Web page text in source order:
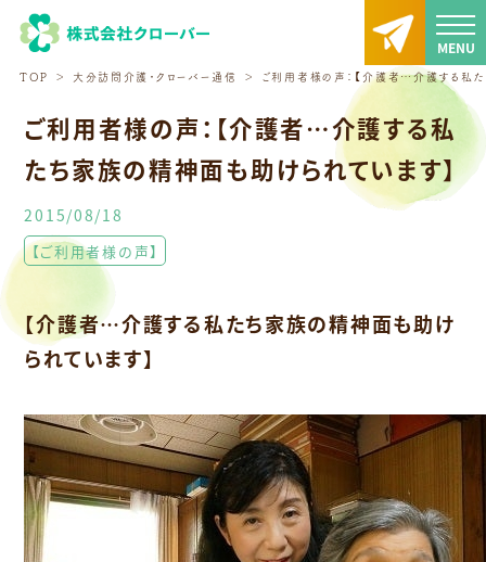
TOP 大分訪問介護・クローバー通信 ご利用者様の声：【介護者…介護する私
ご利用者様の声：【介護者…介護する私
たち家族の精神面も助けられています】
2015/08/18
【ご利用者様の声】
【介護者…介護する私たち家族の精神面も助け
られています】